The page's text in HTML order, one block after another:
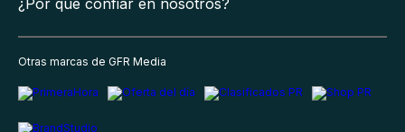
¿Por qué confiar en nosotros?
Otras marcas de GFR Media